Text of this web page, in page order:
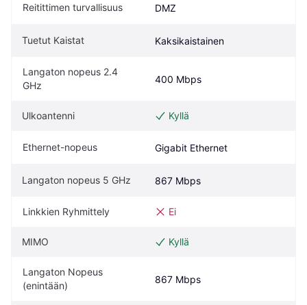
Reitittimen turvallisuus DMZ
Tuetut Kaistat Kaksikaistainen
Langaton nopeus 2.4
GHz
400 Mbps
Ulkoantenni Kyllä
Ethernet-nopeus Gigabit Ethernet
Langaton nopeus 5 GHz 867 Mbps
Linkkien Ryhmittely Ei
MIMO Kyllä
Langaton Nopeus
(enintään)
867 Mbps